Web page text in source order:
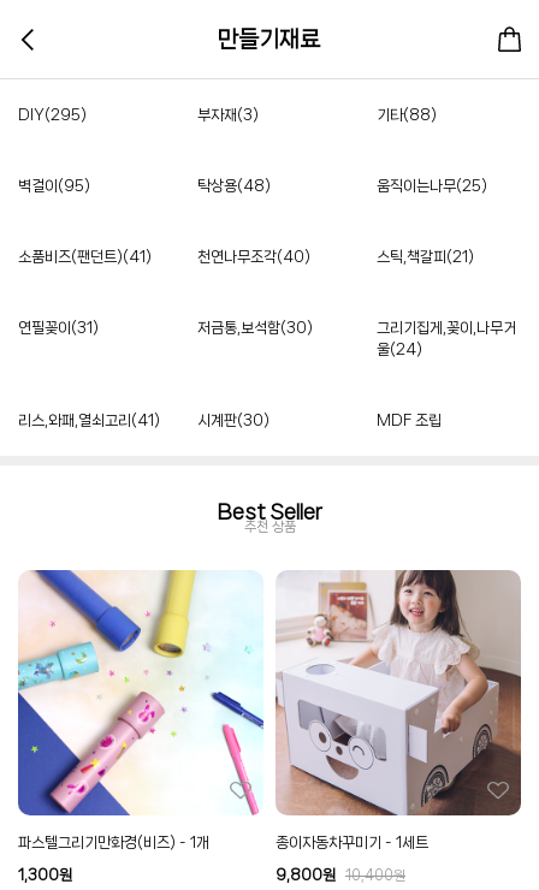
만들기재료
DIY(295) 부자재(3) 기타(88)
벽걸이(95) 탁상용(48) 움직이는나무(25)
소품비즈(팬던트)(41) 천연나무조각(40) 스틱,책갈피(21)
연필꽂이(31) 저금통,보석함(30)
그리기집게,꽂이,나무거
울(24)
리스,와패,열쇠고리(41) 시계판(30) MDF 조립
Best Seller
추천 상품
파스텔그리기만화경(비즈) - 1개
1,300원
종이자동차꾸미기 - 1세트
9,800원 10,400원